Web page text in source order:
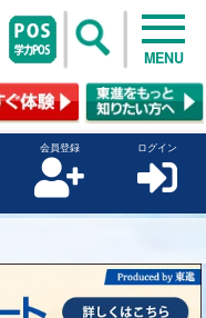
MENU
会員登録 ログイン